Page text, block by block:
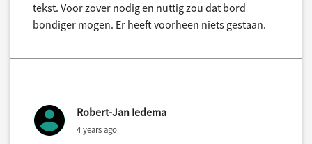
tekst. Voor zover nodig en nuttig zou dat bord
bondiger mogen. Er heeft voorheen niets gestaan.
Robert-Jan Iedema
4 years ago